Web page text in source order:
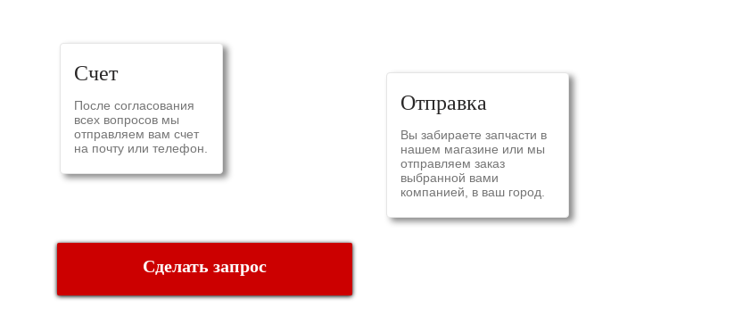
Счет
После согласования
всех вопросов мы
отправляем вам счет
на почту или телефон.
Отправка
Вы забираете запчасти в
нашем магазине или мы
отправляем заказ
выбранной вами
компанией, в ваш город.
Сделать запрос